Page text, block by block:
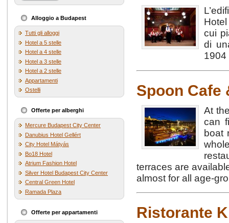
Alloggio a Budapest
Tutti gli alloggi
Hotel a 5 stelle
Hotel a 4 stelle
Hotel a 3 stelle
Hotel a 2 stelle
Appartamenti
Ostelli
Offerte per alberghi
Mercure Budapest City Center
Danubius Hotel Gellért
City Hotel Mátyás
Bo18 Hotel
Atrium Fashion Hotel
Silver Hotel Budapest City Center
Central Green Hotel
Ramada Plaza
Offerte per appartamenti
cui
di
1904
Spoon Cafe
At
can
boat
terraces are
almost for all age-
Ristorante